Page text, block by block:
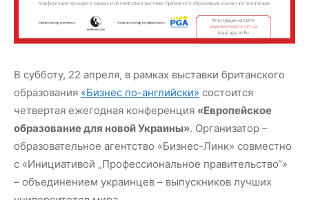
В субботу, 22 апреля, в рамках выставки британского
образования «Бизнес по-английски» состоится
четвертая ежегодная конференция «Европейское
образование для новой Украины». Организатор –
образовательное агентство «Бизнес-Линк» совместно
с «Инициативой „Профессиональное правительство“»
– объединением украинцев – выпускников лучших